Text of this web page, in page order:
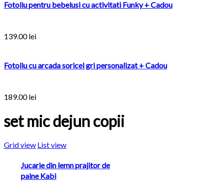
Fotoliu pentru bebelusi cu activitati Funky + Cadou
139.00lei
Fotoliu cu arcada soricel gri personalizat + Cadou
189.00lei
set mic dejun copii
Grid view List view
Jucarie din lemn prajitor de
paine Kabi